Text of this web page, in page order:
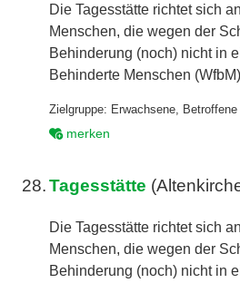
Die Tagesstätte richtet sich
Menschen, die wegen der
Behinderung (noch) nicht in
Behinderte Menschen
Zielgruppe: Erwachsene
Betroffene
merken
28. Tagesstätte
Die Tagesstätte richtet sich
Menschen, die wegen der
Behinderung (noch) nicht in